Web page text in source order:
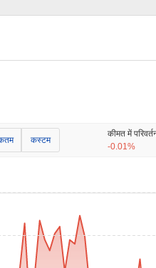
कस्टम
कीमत में
-0.01%